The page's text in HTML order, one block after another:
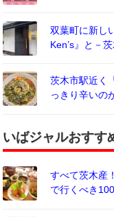
双葉町に新し
Ken’s』と－
茨木市駅近く
っきり辛いの
いばジャルおすす
すべて茨木産
で行くべき